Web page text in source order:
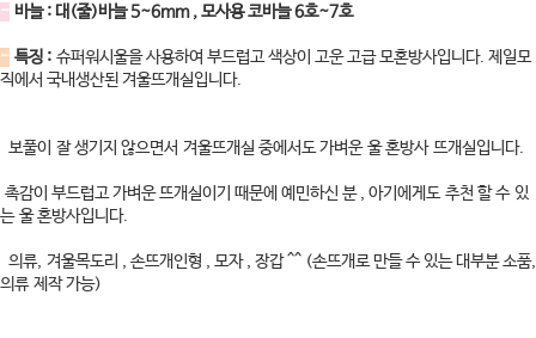
- 바늘 : 대(줄)바늘 5~6mm , 모사용 코바늘 6호~7호
- 특징 : 슈퍼워시울을 사용하여 부드럽고 색상이 고운 고급 모혼방사입니다. 제일모
직에서 국내생산된 겨울뜨개실입니다.
보풀이 잘 생기지 않으면서 겨울뜨개실 중에서도 가벼운 울 혼방사 뜨개실입니다.
촉감이 부드럽고 가벼운 뜨개실이기 때문에 예민하신 분 , 아기에게도 추천 할 수 있
는 울 혼방사입니다.
의류, 겨울목도리 , 손뜨개인형 , 모자 , 장갑 ^^ (손뜨개로 만들 수 있는 대부분 소품,
의류 제작 가능)